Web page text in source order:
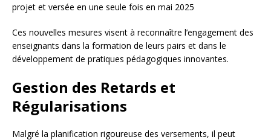
projet et versée en une seule fois en mai 2025
Ces nouvelles mesures visent à reconnaître l’engagement des
enseignants dans la formation de leurs pairs et dans le
développement de pratiques pédagogiques innovantes.
Gestion des Retards et
Régularisations
Malgré la planification rigoureuse des versements, il peut